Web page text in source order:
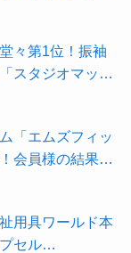
せんか？
々第1位！振袖
スタジオマック
定キャンペー
「エムズフィッ
会員様の結果を
用具ワールド本
セル